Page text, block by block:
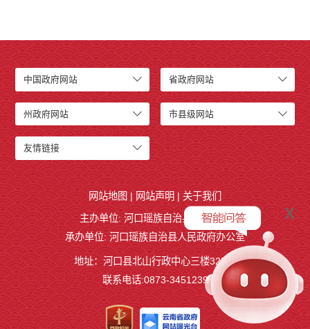
中国政府网站 省政府网站
州政府网站 市县级网站
友情链接
网站地图 | 网站声明 | 关于我们
主办单位: 河口瑶族自治县人民政府
承办单位: 河口瑶族自治县人民政府办公室
地址：河口县北山行政中心三楼327室
联系电话:0873-3451239
x